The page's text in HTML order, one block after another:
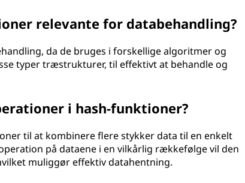
relevante for databehandling?
da de bruges i forskellige algoritmer og
typer træstrukturer, til effektivt at behandle og
i hash-funktioner?
til at kombinere flere stykker data til en enkelt
på dataene i en vilkårlig rækkefølge vil den
muliggør effektiv datahentning.